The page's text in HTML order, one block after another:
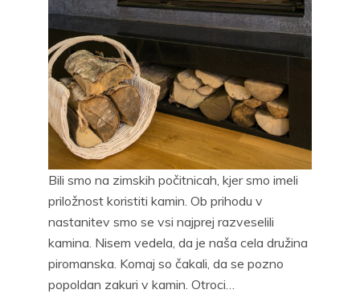
Bili smo na zimskih počitnicah, kjer smo imeli
priložnost koristiti kamin. Ob prihodu v
nastanitev smo se vsi najprej razveselili
kamina. Nisem vedela, da je naša cela družina
piromanska. Komaj so čakali, da se pozno
popoldan zakuri v kamin. Otroci…